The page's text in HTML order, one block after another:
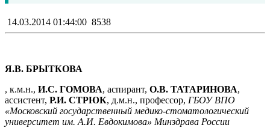
14.03.2014 01:44:00 8538
Я.В. БРЫТКОВА
, к.м.н., И.С. ГОМОВА, аспирант, О.В. ТАТАРИНОВА,
ассистент, Р.И. СТРЮК, д.м.н., профессор, ГБОУ ВПО
«Московский государственный медико-стоматологический
университет им. А.И. Евдокимова» Минздрава России